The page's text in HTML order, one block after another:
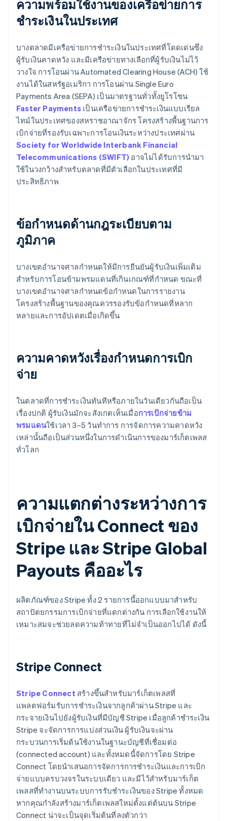
ความพร้อมใช้งานของเครือข่ายการ
ชำระเงินในประเทศ
บางตลาดมีเครือข่ายการชำระเงินในประเทศที่โดดเด่นซึ่ง
ผู้รับเงินคาดหวัง และมีเครือข่ายทางเลือกที่ผู้รับเงินไม่ไว้
วางใจ การโอนผ่าน Automated Clearing House (ACH) ใช้
งานได้ในสหรัฐอเมริกา การโอนผ่าน Single Euro
Payments Area (SEPA) เป็นมาตรฐานทั่วทั้งยูโรโซน
Faster Payments เป็นเครือข่ายการชำระเงินแบบเรียล
ไทม์ในประเทศของสหราชอาณาจักร โครงสร้างพื้นฐานการ
เบิกจ่ายที่รองรับเฉพาะการโอนเงินระหว่างประเทศผ่าน
Society for Worldwide Interbank Financial
Telecommunications (SWIFT) อาจไม่ได้รับการนำมา
ใช้ในวงกว้างสำหรับตลาดที่มีตัวเลือกในประเทศที่มี
ประสิทธิภาพ
ข้อกำหนดด้านกฎระเบียบตาม
ภูมิภาค
บางเขตอำนาจศาลกำหนดให้มีการยืนยันผู้รับเงินเพิ่มเติม
สำหรับการโอนข้ามพรมแดนที่เกินเกณฑ์ที่กำหนด ขณะที่
บางเขตอำนาจศาลกำหนดข้อกำหนดในการรายงาน
โครงสร้างพื้นฐานของคุณควรรองรับข้อกำหนดที่หลาก
หลายและการอัปเดตเมื่อเกิดขึ้น
ความคาดหวังเรื่องกำหนดการเบิก
จ่าย
ในตลาดที่การชำระเงินทันทีหรือภายในวันเดียวกันถือเป็น
เรื่องปกติ ผู้รับเงินมักจะสังเกตเห็นเมื่อการเบิกจ่ายข้าม
พรมแดนใช้เวลา 3–5 วันทำการ การจัดการความคาดหวัง
เหล่านั้นถือเป็นส่วนหนึ่งในการดำเนินการของมาร์เก็ตเพลส
ทั่วโลก
ความแตกต่างระหว่างการ
เบิกจ่ายใน Connect ของ
Stripe และ Stripe Global
Payouts คืออะไร
ผลิตภัณฑ์ของ Stripe ทั้ง 2 รายการนี้ออกแบบมาสำหรับ
สถาปัตยกรรมการเบิกจ่ายที่แตกต่างกัน การเลือกใช้งานให้
เหมาะสมจะช่วยลดความท้าทายที่ไม่จำเป็นออกไปได้ ดังนี้
Stripe Connect
Stripe Connect สร้างขึ้นสำหรับมาร์เก็ตเพลสที่
แพลตฟอร์มรับการชำระเงินจากลูกค้าผ่าน Stripe และ
กระจายเงินไปยังผู้รับเงินที่มีบัญชี Stripe เมื่อลูกค้าชำระเงิน
Stripe จะจัดการการแบ่งส่วนเงิน ผู้รับเงินจะผ่าน
กระบวนการเริ่มต้นใช้งานในฐานะบัญชีที่เชื่อมต่อ
(connected account) และทั้งหมดนี้จัดการโดย Stripe
Connect โดยนำเสนอการจัดการการชำระเงินและการเบิก
จ่ายแบบครบวงจรในระบบเดียว และมีไว้สำหรับมาร์เก็ต
เพลสที่ทำงานบนระบบการรับชำระเงินของ Stripe ทั้งหมด
หากคุณกำลังสร้างมาร์เก็ตเพลสใหม่ตั้งแต่ต้นบน Stripe
Connect น่าจะเป็นจุดเริ่มต้นที่ลงตัวกว่า